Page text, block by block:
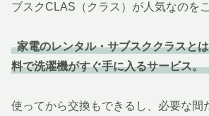
ブスクCLAS（クラス）が人気なのを
家電のレンタル・サブスククラスと
料で洗濯機がすぐ手に入るサービス。
使ってから交換もできるし、必要な間